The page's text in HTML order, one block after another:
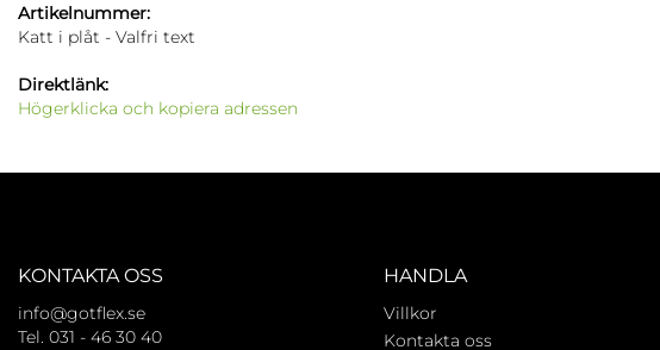
Artikelnummer:
Katt i plåt - Valfri text
Direktlänk:
Högerklicka och kopiera adressen
KONTAKTA OSS
info@gotflex.se
Tel. 031 - 46 30 40
HANDLA
Villkor
Kontakta oss